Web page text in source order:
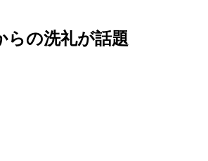
らの洗礼が話題